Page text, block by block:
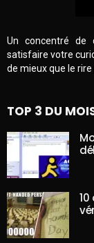
Un concentré de
satisfaire votre
de mieux que le
TOP 3 DU